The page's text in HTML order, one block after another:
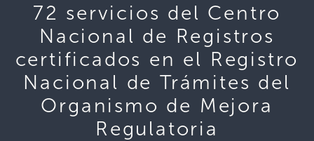
72 servicios del Centro
Nacional de Registros
certificados en el Registro
Nacional de Trámites del
Organismo de Mejora
Regulatoria